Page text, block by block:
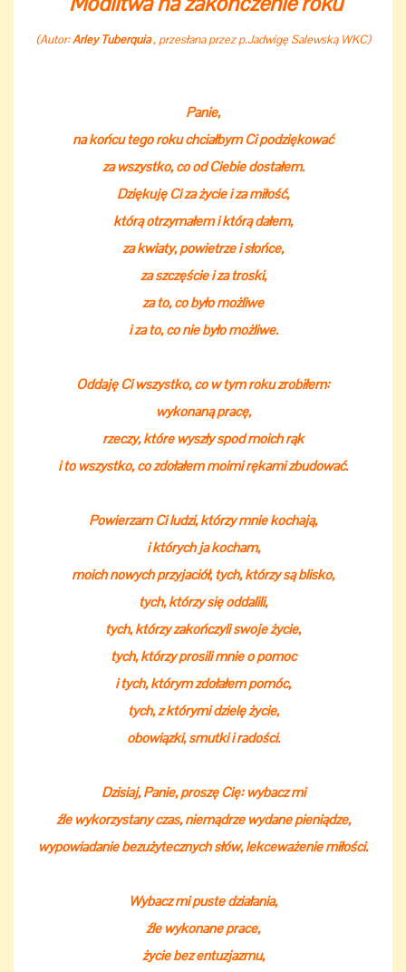
(Autor:Arley Tuberquia, przesłana przez p.Jadwigę Salewską WKC)
Panie,
na końcu tego roku chciałbym Ci podziękować
za wszystko, co od Ciebie dostałem.
Dziękuję Ci za życie i za miłość,
którą otrzymałem i którą dałem,
za kwiaty, powietrze i słońce,
za szczęście i za troski,
za to, co było możliwe
i za to, co nie było możliwe.
Oddaję Ci wszystko, co w tym roku zrobiłem:
wykonaną pracę,
rzeczy, które wyszły spod moich rąk
i to wszystko, co zdołałem moimi rękami zbudować.
Powierzam Ci ludzi, którzy mnie kochają,
i których ja kocham,
moich nowych przyjaciół, tych, którzy są blisko,
tych, którzy się oddalili,
tych, którzy zakończyli swoje życie,
tych, którzy prosili mnie o pomoc
i tych, którym zdołałem pomóc,
tych, z którymi dzielę życie,
obowiązki, smutki i radości.
Dzisiaj, Panie, proszę Cię: wybacz mi
źle wykorzystany czas, niemądrze wydane pieniądze,
wypowiadanie bezużytecznych słów, lekceważenie miłości.
Wybacz mi puste działania,
źle wykonane prace,
życie bez entuzjazmu,